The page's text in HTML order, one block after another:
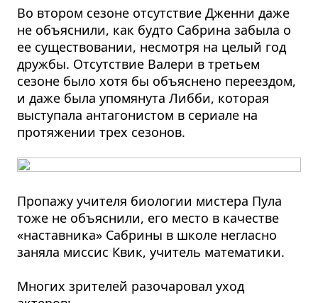
Во втором сезоне отсутствие Дженни даже
не объяснили, как будто Сабрина забыла о
ее существовании, несмотря на целый год
дружбы. Отсутствие Валери в третьем
сезоне было хотя бы объяснено переездом,
и даже была упомянута Либби, которая
выступала антагонистом в сериале на
протяжении трех сезонов.
Пропажу учителя биологии мистера Пула
тоже не объяснили, его место в качестве
«наставника» Сабрины в школе негласно
заняла миссис Квик, учитель математики.
Многих зрителей разочаровал уход